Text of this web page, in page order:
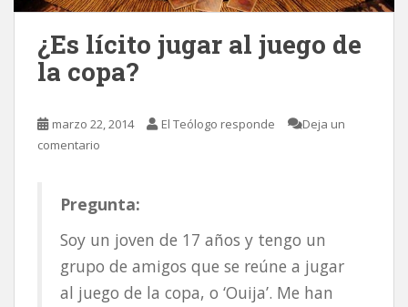
¿Es lícito jugar al juego de
la copa?
marzo 22, 2014 El Teólogo responde
Deja un
comentario
Pregunta:
Soy un joven de 17 años y tengo un
grupo de amigos que se reúne a jugar
al juego de la copa, o ‘Ouija’. Me han